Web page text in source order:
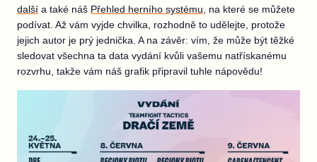
další a také náš Přehled herního systému , na které se můžete
podívat. Až vám vyjde chvilka, rozhodně to udělejte, protože
jejich autor je prý jednička. A na závěr: vím, že může být těžké
sledovat všechna ta data vydání kvůli vašemu natřískanému
rozvrhu, takže vám náš grafik připravil tuhle nápovědu!